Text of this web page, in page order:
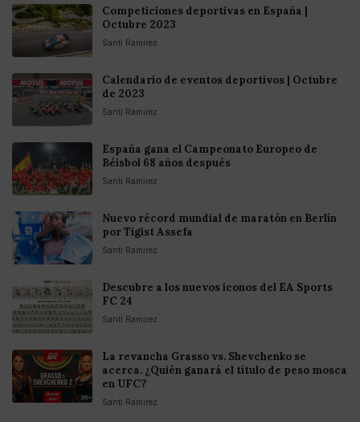
Competiciones deportivas en España |
Octubre 2023
Santi Ramirez
Calendario de eventos deportivos | Octubre
de 2023
Santi Ramirez
España gana el Campeonato Europeo de
Béisbol 68 años después
Santi Ramirez
Nuevo récord mundial de maratón en Berlín
por Tigist Assefa
Santi Ramirez
Descubre a los nuevos íconos del EA Sports
FC 24
Santi Ramirez
La revancha Grasso vs. Shevchenko se
acerca. ¿Quién ganará el título de peso mosca
en UFC?
Santi Ramirez